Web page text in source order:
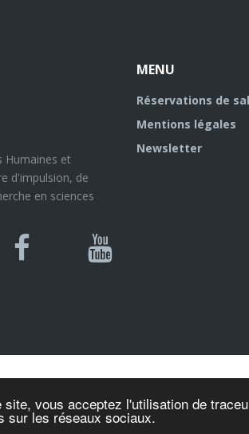
vous acceptez l'utilisation de
sur les réseaux sociaux.
Humaines et
d'impulsion, de
en sciences
Bluesky
Canal
MENU
Réservations de
Mentions légales
Newsletter